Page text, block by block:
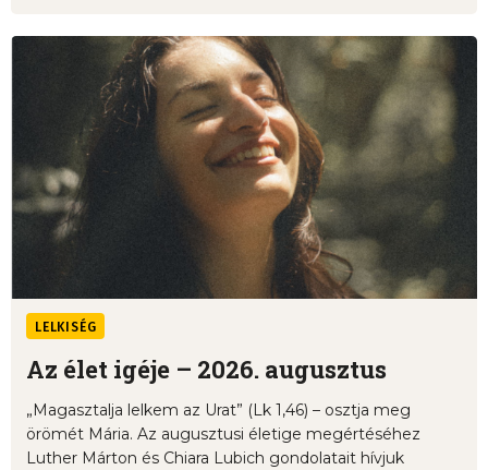
LELKISÉG
Az élet igéje – 2026. augusztus
„Magasztalja lelkem az Urat” (Lk 1,46) – osztja meg
örömét Mária. Az augusztusi életige megértéséhez
Luther Márton és Chiara Lubich gondolatait hívjuk